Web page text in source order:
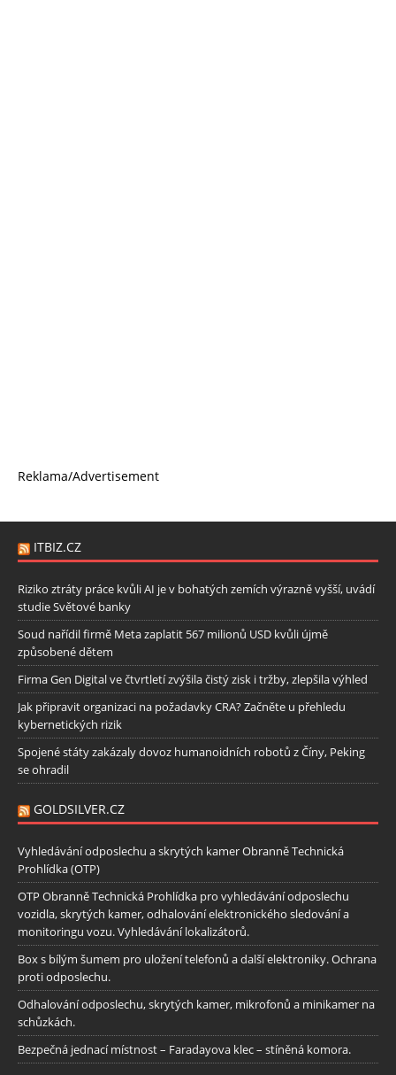
Reklama/Advertisement
ITBIZ.CZ
Riziko ztráty práce kvůli AI je v bohatých zemích výrazně vyšší, uvádí
studie Světové banky
Soud nařídil firmě Meta zaplatit 567 milionů USD kvůli újmě
způsobené dětem
Firma Gen Digital ve čtvrtletí zvýšila čistý zisk i tržby, zlepšila výhled
Jak připravit organizaci na požadavky CRA? Začněte u přehledu
kybernetických rizik
Spojené státy zakázaly dovoz humanoidních robotů z Číny, Peking
se ohradil
GOLDSILVER.CZ
Vyhledávání odposlechu a skrytých kamer Obranně Technická
Prohlídka (OTP)
OTP Obranně Technická Prohlídka pro vyhledávání odposlechu
vozidla, skrytých kamer, odhalování elektronického sledování a
monitoringu vozu. Vyhledávání lokalizátorů.
Box s bílým šumem pro uložení telefonů a další elektroniky. Ochrana
proti odposlechu.
Odhalování odposlechu, skrytých kamer, mikrofonů a minikamer na
schůzkách.
Bezpečná jednací místnost – Faradayova klec – stíněná komora.